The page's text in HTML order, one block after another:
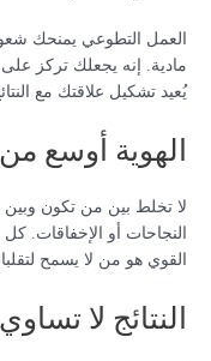
العمل التطوعي يمنحك
مادية. إنه يجعلك تركز على
يُعيد تشكيل علاقتك مع
الهوية أوسع من
لا تخلط بين من تكون وبين
النجاحات أو
القوي هو من لا يسمح
النتائج لا